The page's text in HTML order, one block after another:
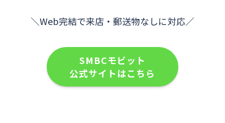
＼Web完結で来店・郵送物なしに対応／
SMBCモビット
公式サイトはこちら